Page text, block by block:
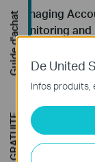
Managing
Monitoring and
Control)
Quick Start
De United
Infos produits,
Guide d'achat